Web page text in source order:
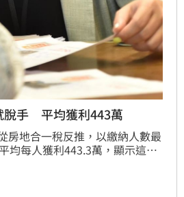
脫手 平均獲利443萬
房地合一稅反推，以繳納人數最
均每人獲利443.3萬，顯示這波